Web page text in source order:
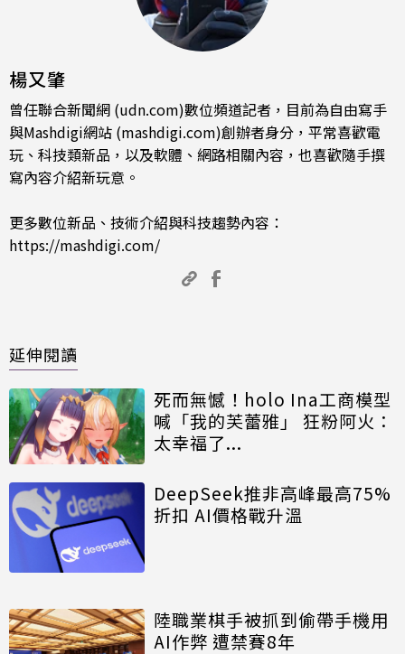
楊又肇
曾任聯合新聞網 (udn.com)數位頻道記者，目前為自由寫手
與Mashdigi網站 (mashdigi.com)創辦者身分，平常喜歡電
玩、科技類新品，以及軟體、網路相關內容，也喜歡隨手撰
寫內容介紹新玩意。
更多數位新品、技術介紹與科技趨勢內容：
https://mashdigi.com/
延伸閱讀
死而無憾！holo Ina工商模型
喊「我的芙蕾雅」 狂粉阿火：
太幸福了...
DeepSeek推非高峰最高75%
折扣 AI價格戰升溫
陸職業棋手被抓到偷帶手機用
AI作弊 遭禁賽8年